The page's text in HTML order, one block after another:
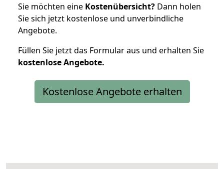
Sie möchten eine Kostenübersicht? Dann holen
Sie sich jetzt kostenlose und unverbindliche
Angebote.
Füllen Sie jetzt das Formular aus und erhalten Sie
kostenloseAngebote.
Kostenlose Angebote erhalten